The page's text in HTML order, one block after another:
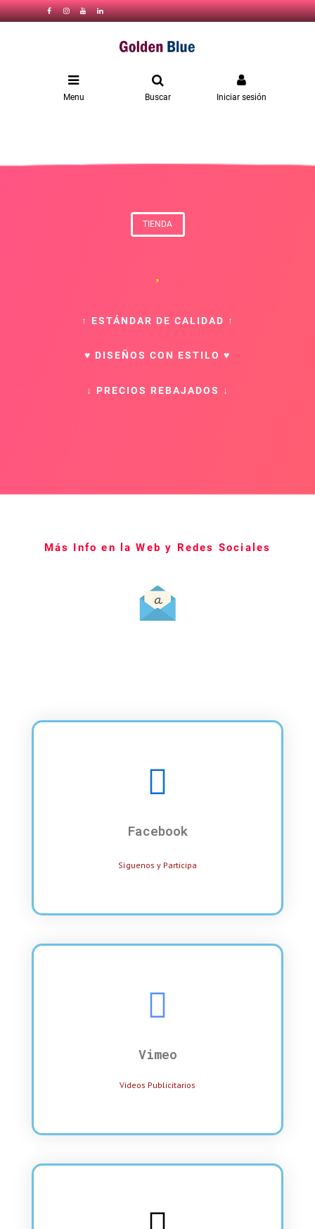
Menu Buscar Iniciar sesión
TIENDA
↑ ESTÁNDAR DE CALIDAD ↑
♥ DISEÑOS CON ESTILO ♥
↓ PRECIOS REBAJADOS ↓
Más Info en la Web y Redes Sociales
Facebook
Síguenos y Participa
Vimeo
Videos Publicitarios